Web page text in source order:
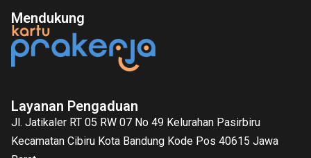
Mendukung
Layanan Pengaduan
Jl. Jatikaler RT 05 RW 07 No 49 Kelurahan Pasirbiru
Kecamatan Cibiru Kota Bandung Kode Pos 40615 Jawa